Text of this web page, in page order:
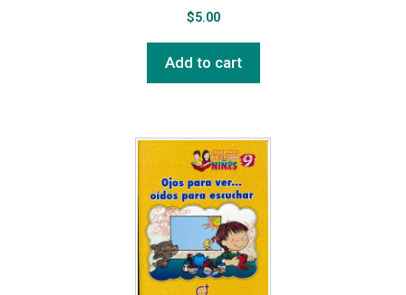
$5.00
Add to cart